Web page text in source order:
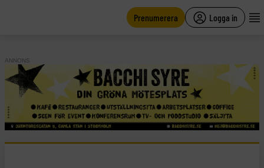
Prenumerera Logga in
ANNONS